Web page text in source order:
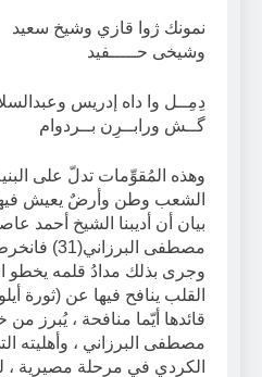
نمونك ژوا قازي وشيخ
وشيخى حـــــفيد
دِمِــل وا داه إدريس
گــش ورابــرِن بــردوام
وهذه المُقوِّمات تدلّ على
الشعب وطن وأرضٌ يعيش فيها
بيان أن أديبنا الشيخ أحمد
مصطفى
وجرى بذلك مدادُ قلمه يخطو
قائدها أيّما منافحة ، يُبرز
مصطفى البرزاني ، وأهليته
الكردي في مرحلة مصيرية ،